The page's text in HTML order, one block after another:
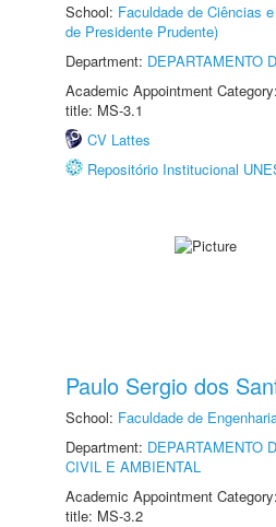
School: Faculdade de Ciências
de Presidente Prudente)
Department: DEPARTAMENTO
Academic Appointment
title: MS-3.1
CV Lattes
Repositório Institucional
Paulo Sergio dos
School: Faculdade de
Department: DEPARTAMENTO
CIVIL E AMBIENTAL
Academic Appointment
title: MS-3.2